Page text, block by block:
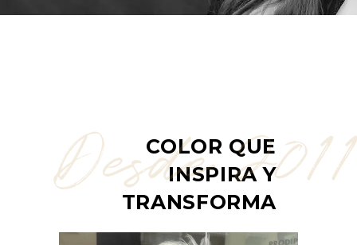
Desde 2011
COLOR QUE
INSPIRA Y
TRANSFORMA